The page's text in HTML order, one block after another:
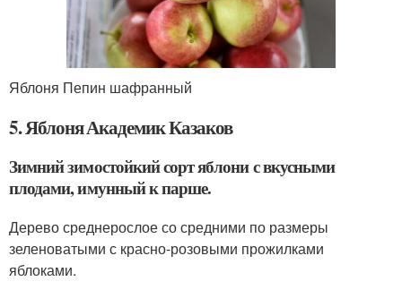
Яблоня Пепин шафранный
5. Яблоня Академик Казаков
Зимний зимостойкий сорт яблони с вкусными
плодами, имунный к парше.
Дерево среднерослое со средними по размеры
зеленоватыми с красно-розовыми прожилками
яблоками.